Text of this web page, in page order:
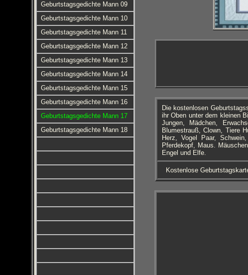
Geburtstagsgedichte Mann 09
Geburtstagsgedichte Mann 10
Geburtstagsgedichte Mann 11
Geburtstagsgedichte Mann 12
Geburtstagsgedichte Mann 13
Geburtstagsgedichte Mann 14
Geburtstagsgedichte Mann 15
Geburtstagsgedichte Mann 16
Geburtstagsgedichte Mann 17
Geburtstagsgedichte Mann 18
Die kostenlosen
ihr Oben unter dem kleinen
Jungen, Mädchen,
Blumestrauß, Clown, Tiere
Herz, Vogel Paar,
Pferdekopf, Maus.
Engel und Elfe.
Kostenlose